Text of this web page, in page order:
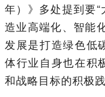
年）》多处提到要
造业高端化、智能
发展是打造绿色低
体行业自身也在积
和战略目标的积极践